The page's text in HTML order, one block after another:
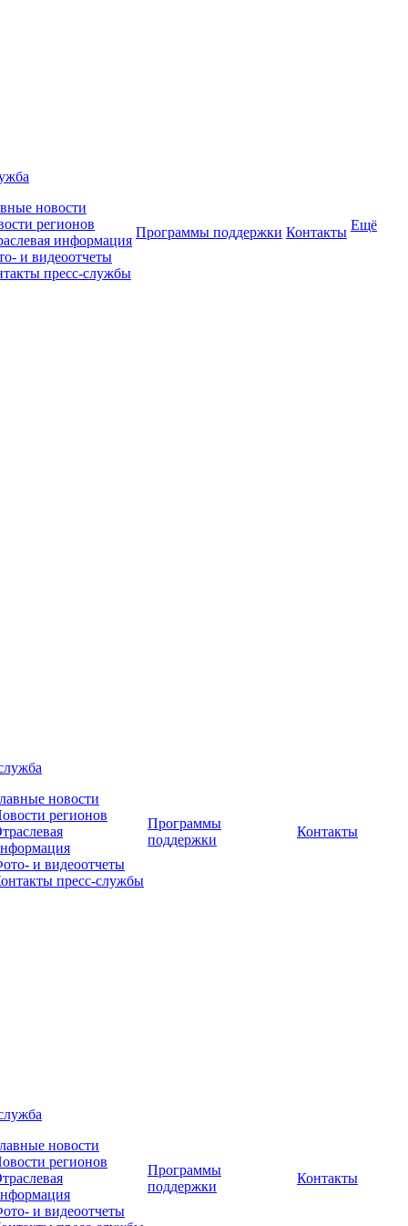
новости
регионов
информация
и видеоотчеты
пресс-службы
Программы поддержки Контакты Ещё
новости
регионов
и видеоотчеты
пресс-службы
Программы
поддержки
Контакты
новости
регионов
и видеоотчеты
Программы
поддержки
Контакты